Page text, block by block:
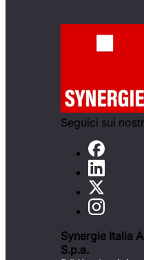
Seguici sui
Synergie Italia
S.p.a.